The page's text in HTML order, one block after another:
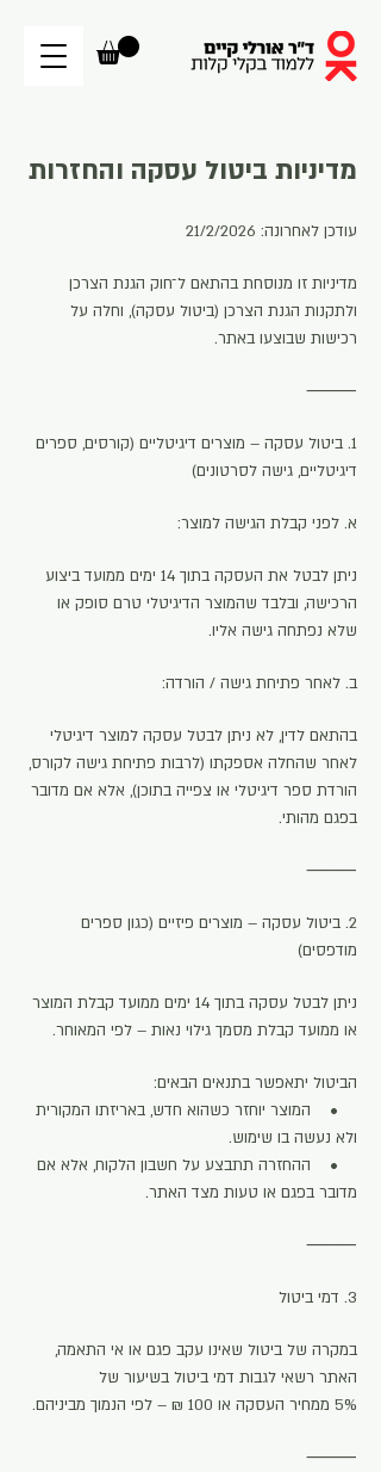
מדיניות ביטול עסקה והחזרות
עודכן לאחרונה: 21/2/2026
מדיניות זו מנוסחת בהתאם ל־חוק הגנת הצרכן
ולתקנות הגנת הצרכן (ביטול עסקה), וחלה על
רכישות שבוצעו באתר.
⸻
1. ביטול עסקה – מוצרים דיגיטליים (קורסים, ספרים
דיגיטליים, גישה לסרטונים)
א. לפני קבלת הגישה למוצר:
ניתן לבטל את העסקה בתוך 14 ימים ממועד ביצוע
הרכישה, ובלבד שהמוצר הדיגיטלי טרם סופק או
שלא נפתחה גישה אליו.
ב. לאחר פתיחת גישה / הורדה:
בהתאם לדין, לא ניתן לבטל עסקה למוצר דיגיטלי
לאחר שהחלה אספקתו (לרבות פתיחת גישה לקורס,
הורדת ספר דיגיטלי או צפייה בתוכן), אלא אם מדובר
בפגם מהותי.
⸻
2. ביטול עסקה – מוצרים פיזיים (כגון ספרים
מודפסים)
ניתן לבטל עסקה בתוך 14 ימים ממועד קבלת המוצר
או ממועד קבלת מסמך גילוי נאות – לפי המאוחר.
הביטול יתאפשר בתנאים הבאים:
• המוצר יוחזר כשהוא חדש, באריזתו המקורית
ולא נעשה בו שימוש.
• ההחזרה תתבצע על חשבון הלקוח, אלא אם
מדובר בפגם או טעות מצד האתר.
⸻
3. דמי ביטול
במקרה של ביטול שאינו עקב פגם או אי התאמה,
האתר רשאי לגבות דמי ביטול בשיעור של
5% ממחיר העסקה או 100 ₪ – לפי הנמוך מביניהם.
⸻